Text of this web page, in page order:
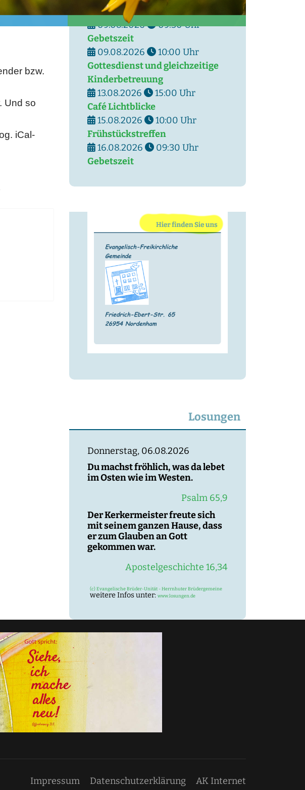
bzw.
Und so
iCal-
09.08.2026 09:30Uhr
Gebetszeit
09.08.2026
10:00 Uhr
Gottesdienst und gleichzeitige
Kinderbetreuung
13.08.2026
15:00 Uhr
Café Lichtblicke
15.08.2026
10:00 Uhr
Frühstückstreffen
16.08.2026
09:30 Uhr
Gebetszeit
Losungen
Donnerstag, 06.08.2026
Du machst fröhlich, was da lebet
im Osten wie im Westen.
Psalm 65,9
Der Kerkermeister freute sich
mit seinem ganzen Hause, dass
er zum Glauben an Gott
gekommen war.
Apostelgeschichte 16,34
(c) Evangelische Brüder-Unität - Herrnhuter Brüdergemeine
weitere Infos unter: www.losungen.de
Impressum Datenschutzerklärung AK Internet